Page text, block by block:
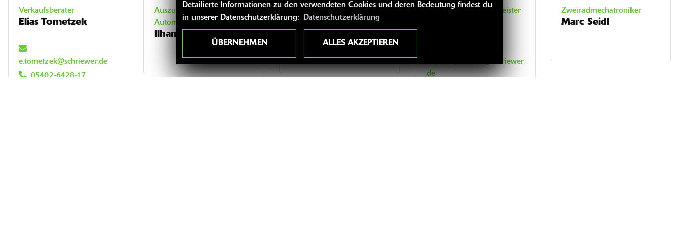
Verkaufsberater
Elias Tometzek
e.tometzek@schriewer.de
05402-6428-17
Auszubildender
Automobilkaufmann
Ilhan Bicici
Automibilkaufmann
Zweiradmechanikermeister
stephan.pluemer@schriewer
.de
Zweiradmechatroniker
Marc Seidl
Detailierte Informationen zu den verwendeten Cookies und deren Bedeutung findest du
in unserer Datenschutzerklärung:
Datenschutzerklärung
ÜBERNEHMEN ALLES AKZEPTIEREN